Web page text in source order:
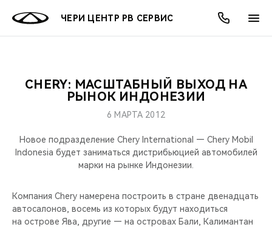
ЧЕРИ ЦЕНТР РВ СЕРВИС
МОДЕЛИ
КРОССОВЕРЫ
СЕДАНЫ
ПОКУПАТЕЛЯМ
КРЕДИТ И СТРАХОВАНИЕ
ВЛАДЕЛЬЦАМ
ЗАПЧАСТИ И АКСЕССУАРЫ
CHERY CONNECT
МИР CHERY
О БРЕНДЕ
ЛЮДИ CHERY
АКЦИИ
ОНЛАЙН СЕРВИСЫ
КРЕДИТ
О КОМПАНИИ
МЫ В СОЦСЕТЯХ
CHERY: МАСШТАБНЫЙ ВЫХОД НА
РЫНОК ИНДОНЕЗИИ
6 МАРТА 2012
Новое подразделение Chery International — Chery Mobil
Indonesia будет заниматься дистрибьюцией автомобилей
марки на рынке Индонезии.
Компания Chery намерена построить в стране двенадцать
автосалонов, восемь из которых будут находиться
на острове Ява, другие — на островах Бали, Калимантан